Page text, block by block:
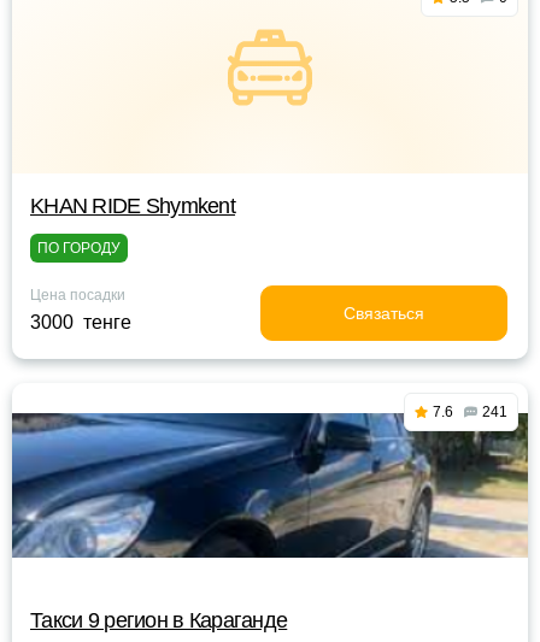
KHAN RIDE Shymkent
ПО ГОРОДУ
Цена посадки
3000 тенге Связаться
7.6 241
Такси 9 регион в Караганде